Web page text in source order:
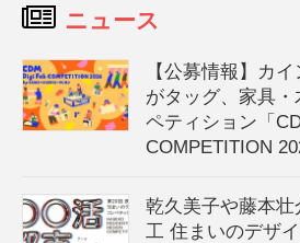
ニュース
【公募情報】カ
がタッグ、家具
ペティション「
COMPETITION
乾久美子や藤本
工 住まいのデザ